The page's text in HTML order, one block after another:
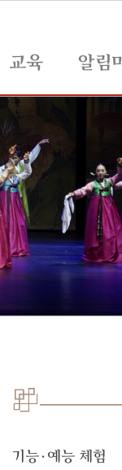
교육 알림
기능·예능 체험